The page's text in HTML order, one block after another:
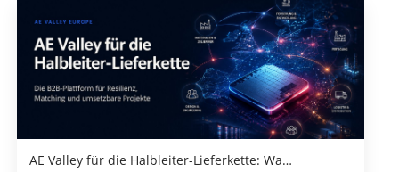
AE Valley für die Halbleiter-Lieferkette: Wa…